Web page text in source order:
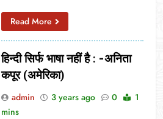
Read More
हिन्दी सिर्फ भाषा नहीं है : -अनिता
कपूर(अमेरिका)
admin 3 years ago 0
1
mins